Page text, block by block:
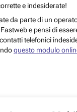
e indesiderate!
da parte di un
e pensi di
telefonici
questo modulo